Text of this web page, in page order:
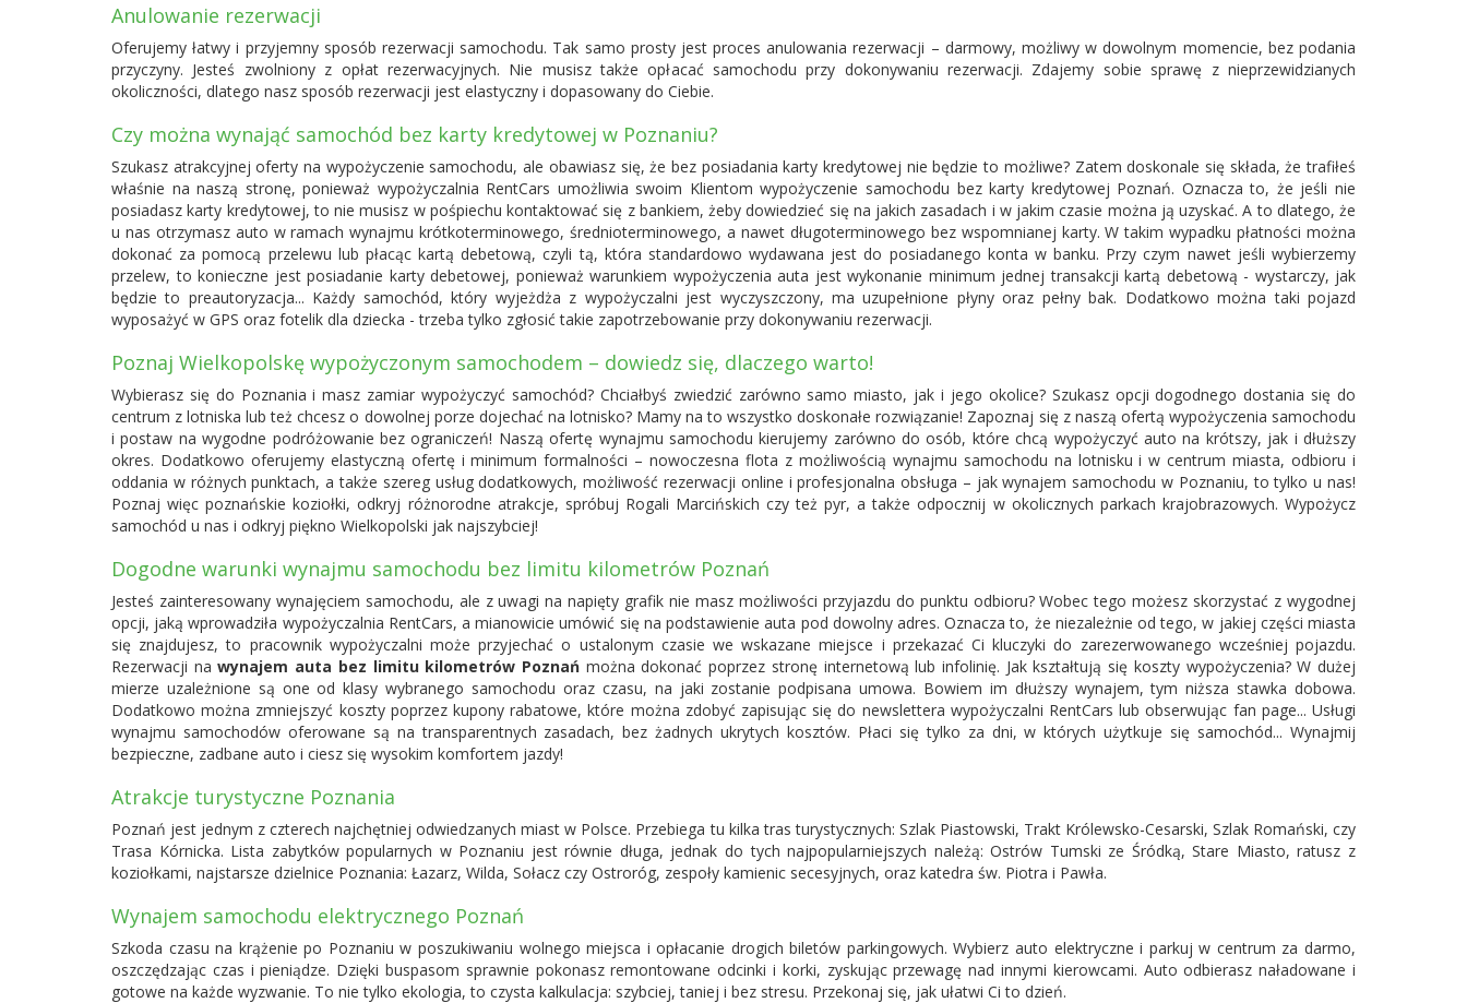
Anulowanie rezerwacji
Oferujemy łatwy i przyjemny sposób rezerwacji samochodu. Tak samo prosty jest proces anulowania rezerwacji – darmowy, możliwy w dowolnym momencie, bez podania
przyczyny. Jesteś zwolniony z opłat rezerwacyjnych. Nie musisz także opłacać samochodu przy dokonywaniu rezerwacji. Zdajemy sobie sprawę z nieprzewidzianych
okoliczności, dlatego nasz sposób rezerwacji jest elastyczny i dopasowany do Ciebie.
Czy można wynająć samochód bez karty kredytowej w Poznaniu?
Szukasz atrakcyjnej oferty na wypożyczenie samochodu, ale obawiasz się, że bez posiadania karty kredytowej nie będzie to możliwe? Zatem doskonale się składa, że trafiłeś
właśnie na naszą stronę, ponieważ wypożyczalnia RentCars umożliwia swoim Klientom wypożyczenie samochodu bez karty kredytowej Poznań. Oznacza to, że jeśli nie
posiadasz karty kredytowej, to nie musisz w pośpiechu kontaktować się z bankiem, żeby dowiedzieć się na jakich zasadach i w jakim czasie można ją uzyskać. A to dlatego, że
u nas otrzymasz auto w ramach wynajmu krótkoterminowego, średnioterminowego, a nawet długoterminowego bez wspomnianej karty. W takim wypadku płatności można
dokonać za pomocą przelewu lub płacąc kartą debetową, czyli tą, która standardowo wydawana jest do posiadanego konta w banku. Przy czym nawet jeśli wybierzemy
przelew, to konieczne jest posiadanie karty debetowej, ponieważ warunkiem wypożyczenia auta jest wykonanie minimum jednej transakcji kartą debetową - wystarczy, jak
będzie to preautoryzacja... Każdy samochód, który wyjeżdża z wypożyczalni jest wyczyszczony, ma uzupełnione płyny oraz pełny bak. Dodatkowo można taki pojazd
wyposażyć w GPS oraz fotelik dla dziecka - trzeba tylko zgłosić takie zapotrzebowanie przy dokonywaniu rezerwacji.
Poznaj Wielkopolskę wypożyczonym samochodem – dowiedz się, dlaczego warto!
Wybierasz się do Poznania i masz zamiar wypożyczyć samochód? Chciałbyś zwiedzić zarówno samo miasto, jak i jego okolice? Szukasz opcji dogodnego dostania się do
centrum z lotniska lub też chcesz o dowolnej porze dojechać na lotnisko? Mamy na to wszystko doskonałe rozwiązanie! Zapoznaj się z naszą ofertą wypożyczenia samochodu
i postaw na wygodne podróżowanie bez ograniczeń! Naszą ofertę wynajmu samochodu kierujemy zarówno do osób, które chcą wypożyczyć auto na krótszy, jak i dłuższy
okres. Dodatkowo oferujemy elastyczną ofertę i minimum formalności – nowoczesna flota z możliwością wynajmu samochodu na lotnisku i w centrum miasta, odbioru i
oddania w różnych punktach, a także szereg usług dodatkowych, możliwość rezerwacji online i profesjonalna obsługa – jak wynajem samochodu w Poznaniu, to tylko u nas!
Poznaj więc poznańskie koziołki, odkryj różnorodne atrakcje, spróbuj Rogali Marcińskich czy też pyr, a także odpocznij w okolicznych parkach krajobrazowych. Wypożycz
samochód u nas i odkryj piękno Wielkopolski jak najszybciej!
Dogodne warunki wynajmu samochodu bez limitu kilometrów Poznań
Jesteś zainteresowany wynajęciem samochodu, ale z uwagi na napięty grafik nie masz możliwości przyjazdu do punktu odbioru? Wobec tego możesz skorzystać z wygodnej
opcji, jaką wprowadziła wypożyczalnia RentCars, a mianowicie umówić się na podstawienie auta pod dowolny adres. Oznacza to, że niezależnie od tego, w jakiej części miasta
się znajdujesz, to pracownik wypożyczalni może przyjechać o ustalonym czasie we wskazane miejsce i przekazać Ci kluczyki do zarezerwowanego wcześniej pojazdu.
Rezerwacji nawynajem auta bez limitu kilometrów Poznań można dokonać poprzez stronę internetową lub infolinię. Jak kształtują się koszty wypożyczenia? W dużej
mierze uzależnione są one od klasy wybranego samochodu oraz czasu, na jaki zostanie podpisana umowa. Bowiem im dłuższy wynajem, tym niższa stawka dobowa.
Dodatkowo można zmniejszyć koszty poprzez kupony rabatowe, które można zdobyć zapisując się do newslettera wypożyczalni RentCars lub obserwując fan page... Usługi
wynajmu samochodów oferowane są na transparentnych zasadach, bez żadnych ukrytych kosztów. Płaci się tylko za dni, w których użytkuje się samochód... Wynajmij
bezpieczne, zadbane auto i ciesz się wysokim komfortem jazdy!
Atrakcje turystyczne Poznania
Poznań jest jednym z czterech najchętniej odwiedzanych miast w Polsce. Przebiega tu kilka tras turystycznych: Szlak Piastowski, Trakt Królewsko-Cesarski, Szlak Romański, czy
Trasa Kórnicka. Lista zabytków popularnych w Poznaniu jest równie długa, jednak do tych najpopularniejszych należą: Ostrów Tumski ze Śródką, Stare Miasto, ratusz z
koziołkami, najstarsze dzielnice Poznania: Łazarz, Wilda, Sołacz czy Ostroróg, zespoły kamienic secesyjnych, oraz katedra św. Piotra i Pawła.
Wynajem samochodu elektrycznego Poznań
Szkoda czasu na krążenie po Poznaniu w poszukiwaniu wolnego miejsca i opłacanie drogich biletów parkingowych. Wybierz auto elektryczne i parkuj w centrum za darmo,
oszczędzając czas i pieniądze. Dzięki buspasom sprawnie pokonasz remontowane odcinki i korki, zyskując przewagę nad innymi kierowcami. Auto odbierasz naładowane i
gotowe na każde wyzwanie. To nie tylko ekologia, to czysta kalkulacja: szybciej, taniej i bez stresu. Przekonaj się, jak ułatwi Ci to dzień.